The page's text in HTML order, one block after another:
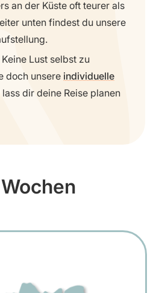
an der Küste oft teurer als
unten findest du unsere
Keine Lust selbst zu
doch unsere individuelle
lass dir deine Reise planen